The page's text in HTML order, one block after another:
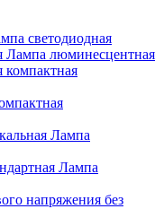
светодиодная
Лампа люминесцентная
Лампа
Лампа